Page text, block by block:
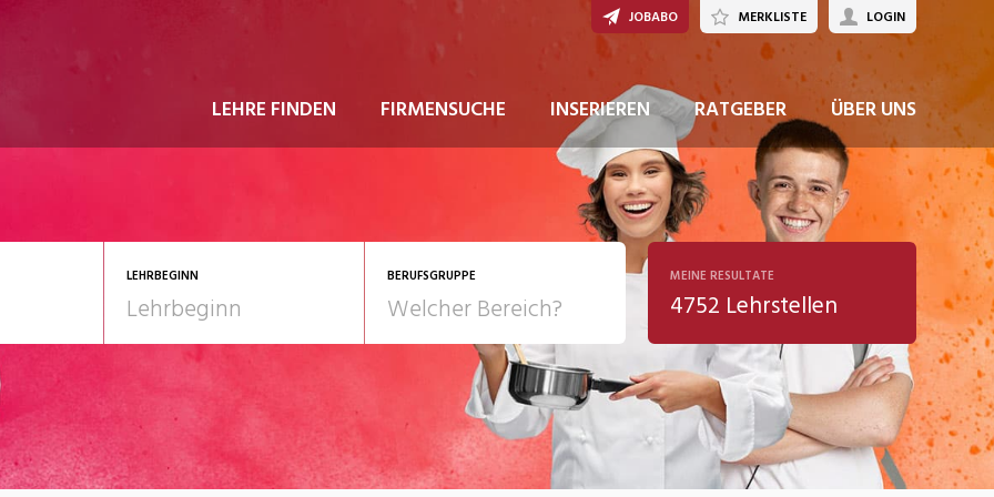
LEHRE FINDEN FIRMENSUCHE INSERIEREN RATGEBER ÜBER UNS
JOBABO MERKLISTE LOGIN
LEHRBEGINN BERUFSGRUPPE
Gesundheit/Pflege/Soziales
Telco
Kultur
MEINE RESULTATE
4752 Lehrstellen
JETZT BEWERBEN